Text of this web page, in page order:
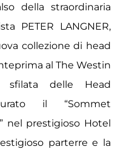
della straordinaria
PETER LANGNER,
collezione di head
al The Westin
sfilata delle Head
il “Sommet
nel prestigioso Hotel
parterre e la